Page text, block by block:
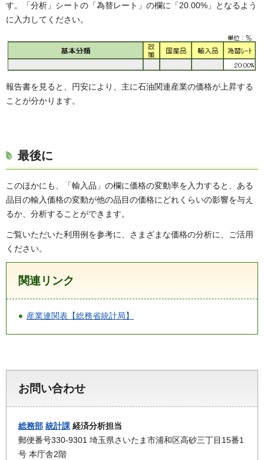
す。「分析」シートの「為替レート」の欄に「20.00%」となるよう
に入力してください。
報告書を見ると、円安により、主に石油関連産業の価格が上昇する
ことが分かります。
最後に
このほかにも、「輸入品」の欄に価格の変動率を入力すると、ある
品目の輸入価格の変動が他の品目の価格にどれくらいの影響を与え
るか、分析することができます。
ご覧いただいた利用例を参考に、さまざまな価格の分析に、ご活用
ください。
関連リンク
産業連関表【総務省統計局】
お問い合わせ
総務部 統計課 経済分析担当
郵便番号330-9301 埼玉県さいたま市浦和区高砂三丁目15番1
号 本庁舎2階